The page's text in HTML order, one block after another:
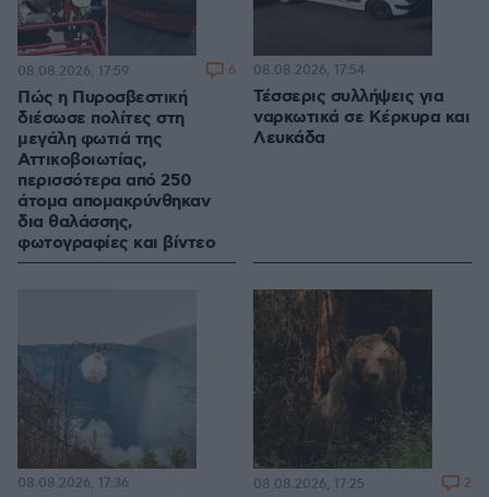
Πώς η Πυροσβεστική
διέσωσε πολίτες στη
μεγάλη φωτιά της
Αττικοβοιωτίας,
περισσότερα από 250
άτομα απομακρύνθηκαν
δια θαλάσσης,
φωτογραφίες και βίντεο
08.08.2026, 17:59 6
Τέσσερις συλλήψεις για
ναρκωτικά σε Κέρκυρα και
Λευκάδα
08.08.2026, 17:54
08.08.2026, 17:36 08.08.2026, 17:25 2